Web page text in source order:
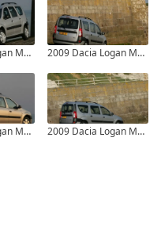
2009 Dacia Logan MCV - 5 2009 Dacia Logan MCV - 6
2009 Dacia Logan MCV - 8 2009 Dacia Logan MCV - 9